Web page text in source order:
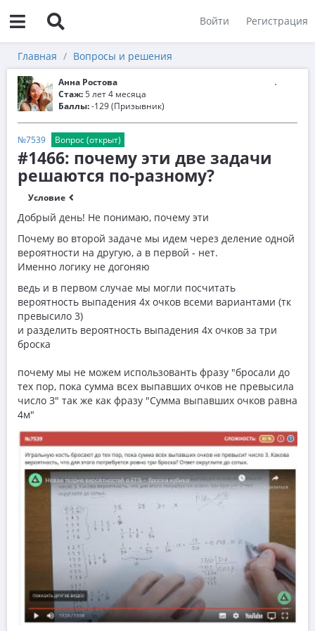
Войти Регистрация
Главная Вопросы и решения
Анна Ростова
Стаж:5 лет 4 месяца
Баллы:-129 (Призывник)
№7539 Вопрос (открыт)
#1466: почему эти две задачи
решаются по-разному?
Условие
Добрый день! Не понимаю, почему эти
Почему во второй задаче мы идем через деление одной
вероятности на другую, а в первой - нет.
Именно логику не догоняю
ведь и в первом случае мы могли посчитать
вероятность выпадения 4х очков всеми вариантами (тк
превысило 3)
и разделить вероятность выпадения 4х очков за три
броска
почему мы не можем использованть фразу "бросали до
тех пор, пока сумма всех выпавших очков не превысила
число З" так же как фразу "Сумма выпавших очков равна
4м"